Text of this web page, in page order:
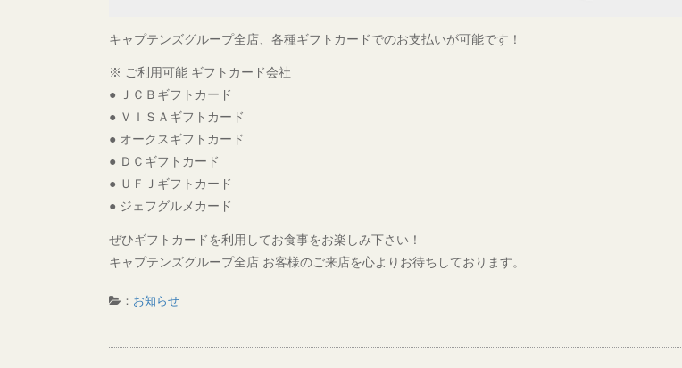
キャプテンズグループ全店、各種ギフトカードでのお支払いが可能です！
※ ご利用可能 ギフトカード会社
● ＪＣＢギフトカード
● ＶＩＳＡギフトカード
● オークスギフトカード
● ＤＣギフトカード
● ＵＦＪギフトカード
● ジェフグルメカード
ぜひギフトカードを利用してお食事をお楽しみ下さい！
キャプテンズグループ全店 お客様のご来店を心よりお待ちしております。
： お知らせ